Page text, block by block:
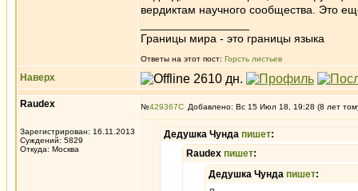
вердиктам научного сообщества. Это
Границы мира - это границы языка
Ответы на этот пост: Горсть листьев
Наверх
Raudex
Зарегистрирован: 16.11.2013
Суждений: 5829
Откуда: Москва
№429367 Добавлено: Вс 15 Июл 18, 19:28 (8 лет
Дедушка Чунда пишет:
Raudex пишет:
Дедушка Чунда пишет: